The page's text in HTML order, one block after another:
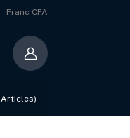
Franc CFA
Articles)